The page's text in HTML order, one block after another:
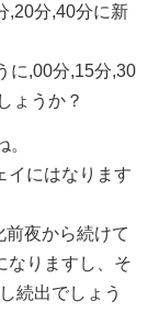
,20分,40分に新
に,00分,15分,30
ょうか？
イにはなります
前夜から続けて
なりますし、そ
続出でしょう